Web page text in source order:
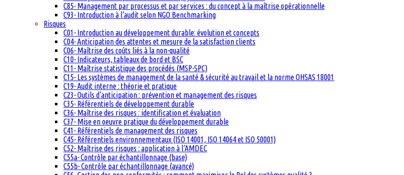
C85- Management par processus et par services : du concept à la maîtrise opérationnelle
C93- Introduction à l’audit selon NGO Benchmarking
Risques
C01- Introduction au développement durable: évolution et concepts
C04- Anticipation des attentes et mesure de la satisfaction clients
C06- Maîtrise des coûts liés à la non-qualité
C10- Indicateurs, tableaux de bord et BSC
C11- Maîtrise statistique des procédés (MSP-SPC)
C15- Les systèmes de management de la santé & sécurité au travail et la norme OHSAS 18001
C19- Audit interne : théorie et pratique
C23- Outils d’anticipation : prévention et management des risques
C35- Référentiels de développement durable
C36- Maîtrise des risques : identification et évaluation
C37- Mise en oeuvre pratique du développement durable
C41- Référentiels de management des risques
C45- Référentiels environnementaux (ISO 14001, ISO 14064 et ISO 50001)
C52- Maîtrise des risques : application à l’AMDEC
C55a- Contrôle par échantillonnage (base)
C55b- Contrôle par échantillonnage (avancé)